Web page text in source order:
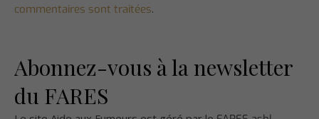
commentaires sont traitées.
Abonnez-vous à la newsletter
du FARES